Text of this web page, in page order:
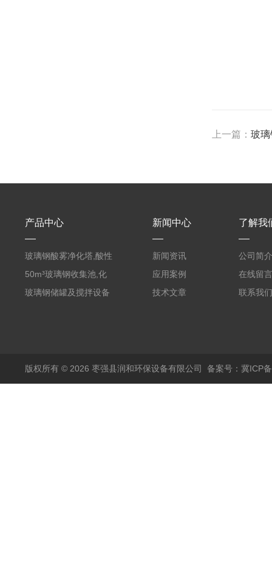
上一篇：玻
产品中心
玻璃钢酸雾净化塔,酸性
废气洗涤塔处理工艺
50m³玻璃钢收集池,化
粪罐
玻璃钢储罐及搅拌设备
新闻中心
新闻资讯
应用案例
技术文章
了解我
公司简介
在线留言
联系我们
版权所有 © 2026 枣强县润和环保设备有限公司 备案号：冀ICP